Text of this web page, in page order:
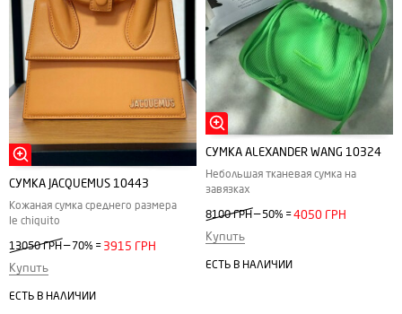
СУМКА JACQUEMUS 10443
Кожаная сумка среднего размера
le chiquito
13050 ГРН— 70% = 3915 ГРН
Купить
ЕСТЬ В НАЛИЧИИ
СУМКА ALEXANDER WANG 10324
Небольшая тканевая сумка на
завязках
8100 ГРН — 50% =4050 ГРН
Купить
ЕСТЬ В НАЛИЧИИ